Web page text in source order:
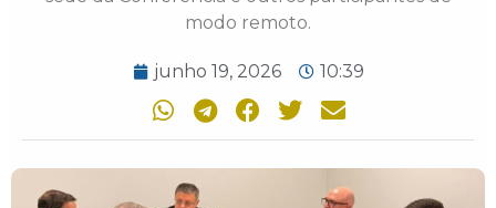
modo remoto.
junho 19, 2026 10:39